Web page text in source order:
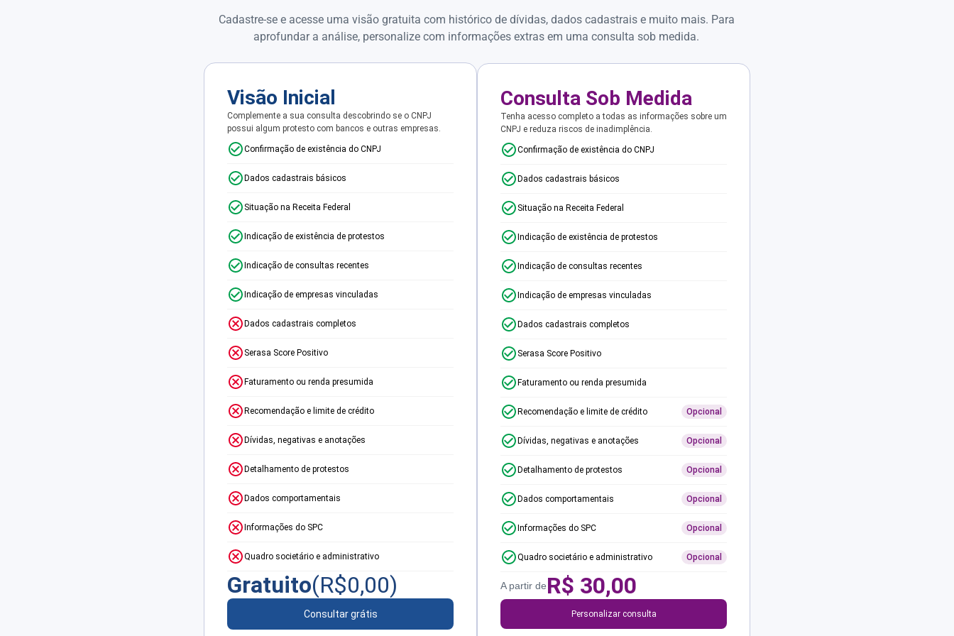
Cadastre-se e acesse uma visão gratuita com histórico de dívidas, dados cadastrais e muito mais. Para
aprofundar a análise, personalize com informações extras em uma consulta sob medida.
Visão Inicial
Complemente a sua consulta descobrindo se o CNPJ
possui algum protesto com bancos e outras empresas.
Confirmação de existência do CNPJ
Dados cadastrais básicos
Situação na Receita Federal
Indicação de existência de protestos
Indicação de consultas recentes
Indicação de empresas vinculadas
Dados cadastrais completos
Serasa Score Positivo
Faturamento ou renda presumida
Recomendação e limite de crédito
Dívidas, negativas e anotações
Detalhamento de protestos
Dados comportamentais
Informações do SPC
Quadro societário e administrativo
Gratuito(R$0,00)
Consultar grátis
Consulta Sob Medida
Tenha acesso completo a todas as informações sobre um
CNPJ e reduza riscos de inadimplência.
Confirmação de existência do CNPJ
Dados cadastrais básicos
Situação na Receita Federal
Indicação de existência de protestos
Indicação de consultas recentes
Indicação de empresas vinculadas
Dados cadastrais completos
Serasa Score Positivo
Faturamento ou renda presumida
Recomendação e limite de crédito Opcional
Dívidas, negativas e anotações Opcional
Detalhamento de protestos Opcional
Dados comportamentais Opcional
Informações do SPC Opcional
Quadro societário e administrativo Opcional
A partir deR$ 30,00
Personalizar consulta